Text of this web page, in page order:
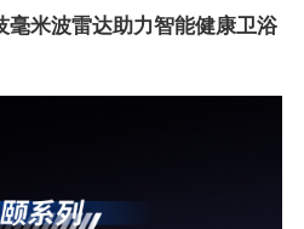
毫米波雷达助力智能健康卫浴